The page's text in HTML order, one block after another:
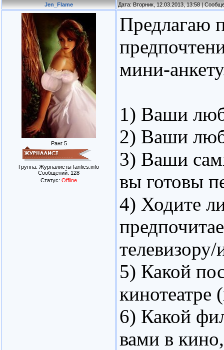
Jen_Flame Дата: Вторник, 12.03.2013, 13:58 |
Ранг 5
Группа: Журналисты fanfics.info
Сообщений: 128
Статус: Offline
Предлагаю
мини-
1) Ваши
2) Ваши
3) Ваши
вы готовы
4) Ходите
телевизору/
5) Какой
кинотеатре
6) Какой
вами в